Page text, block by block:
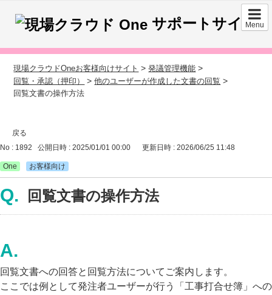
Menu
サポートサイト
現場クラウドOneお客様向けサイト >発議管理機能 >
回覧・承認（押印） >他のユーザーが作成した文書の回覧 >
回覧文書の操作方法
戻る
No : 1892
公開日時 : 2025/01/01 00:00 更新日時 : 2026/06/25 11:48
One お客様向け
回覧文書の操作方法
回覧文書への回答と回覧方法についてご案内します。
ここでは例として発注者ユーザーが行う「工事打合せ簿」への